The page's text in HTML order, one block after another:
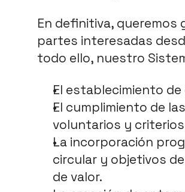
En definitiva,
partes interesadas
todo ello, nuestro
El establecimiento
El cumplimiento de
voluntarios y
La incorporación
circular y objetivos
de valor.